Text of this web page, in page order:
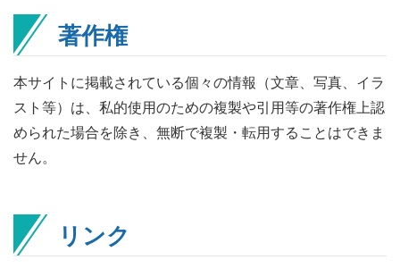
著作権
本サイトに掲載されている個々の情報（文章、写真、イラ
スト等）は、私的使用のための複製や引用等の著作権上認
められた場合を除き、無断で複製・転用することはできま
せん。
リンク